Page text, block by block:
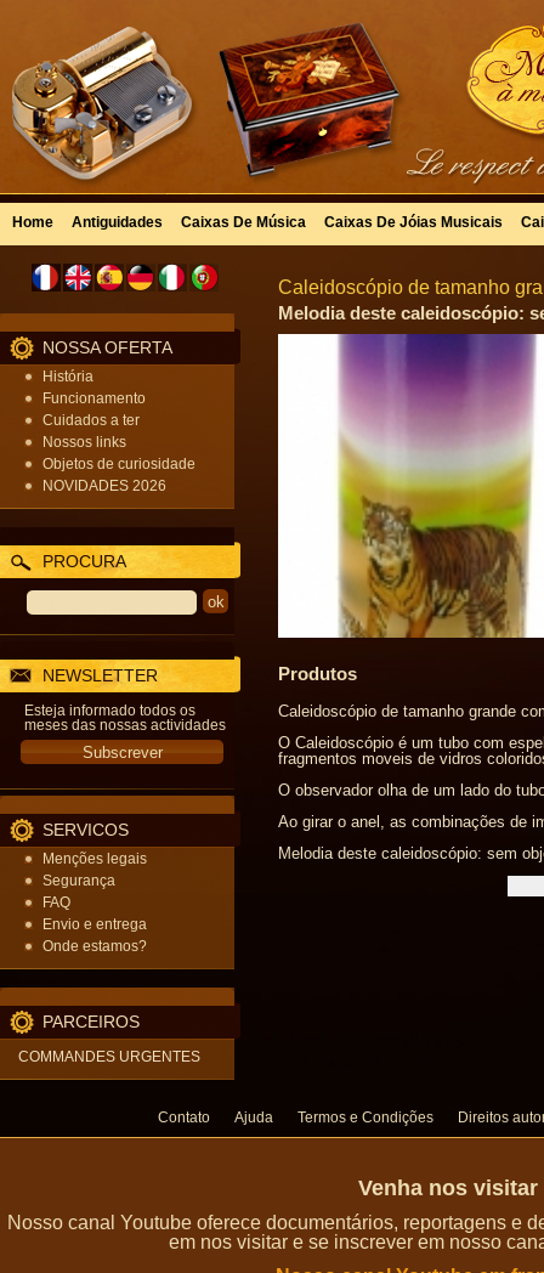
Home Antiguidades Caixas De Música Caixas De Jóias Musicais
NOSSA OFERTA
História
Funcionamento
Cuidados a ter
Nossos links
Objetos de curiosidade
NOVIDADES 2026
PROCURA
NEWSLETTER
Esteja informado todos os
meses das nossas actividades
SERVICOS
Menções legais
Segurança
FAQ
Envio e entrega
Onde estamos?
PARCEIROS
COMMANDES URGENTES
Caleidoscópio de tamanho
Melodia deste caleidoscópio:
Produtos
Caleidoscópio de tamanho grande
O Caleidoscópio é um tubo com
fragmentos moveis de vidros
O observador olha de um lado do
Ao girar o anel, as combinações de
Melodia deste caleidoscópio: sem
Contato Ajuda Termos e Condições Direitos
Venha nos
Nosso canal Youtube oferece documentários, reportagens e
em nos visitar e se inscrever em nosso